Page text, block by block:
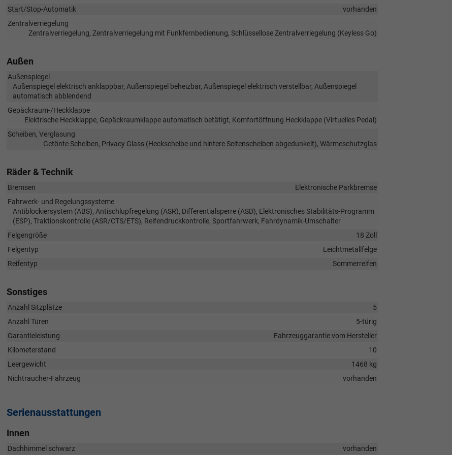
Start/Stop-Automatik
vorhanden
Zentralverriegelung
Zentralverriegelung, Zentralverriegelung mit Funkfernbedienung, Schlüssellose Zentralverriegelung (Keyless Go)
Außen
Außenspiegel
Außenspiegel elektrisch anklappbar, Außenspiegel beheizbar, Außenspiegel elektrisch verstellbar, Außenspiegel
automatisch abblendend
Gepäckraum-/Heckklappe
Elektrische Heckklappe, Gepäckraumklappe automatisch betätigt, Komfortöffnung Heckklappe (Virtuelles Pedal)
Scheiben, Verglasung
Getönte Scheiben, Privacy Glass (Heckscheibe und hintere Seitenscheiben abgedunkelt), Wärmeschutzglas
Räder & Technik
Bremsen
Elektronische Parkbremse
Fahrwerk- und Regelungssysteme
Antiblockiersystem (ABS), Antischlupfregelung (ASR), Differentialsperre (ASD), Elektronisches Stabilitäts-Programm
(ESP), Traktionskontrolle (ASR/CTS/ETS), Reifendruckkontrolle, Sportfahrwerk, Fahrdynamik-Umschalter
Felgengröße
18 Zoll
Felgentyp
Leichtmetallfelge
Reifentyp
Sommerreifen
Sonstiges
Anzahl Sitzplätze
5
Anzahl Türen
5-türig
Garantieleistung
Fahrzeuggarantie vom Hersteller
Kilometerstand
10
Leergewicht
1468 kg
Nichtraucher-Fahrzeug
vorhanden
Serienausstattungen
Innen
Dachhimmel schwarz vorhanden